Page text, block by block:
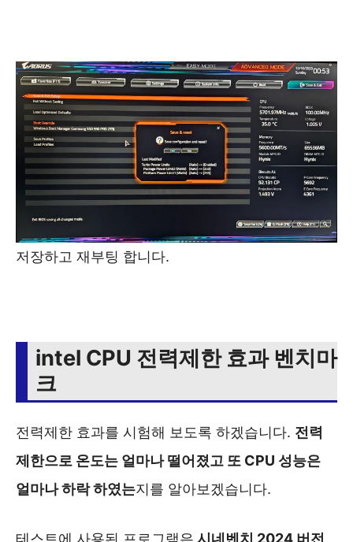
저장하고 재부팅 합니다.
intel CPU 전력제한 효과 벤치마
크
전력제한 효과를 시험해 보도록 하겠습니다. 전력
제한으로 온도는 얼마나 떨어졌고 또 CPU 성능은
얼마나 하락 하였는지를 알아보겠습니다.
테스트에 사용된 프로그램은 시네벤치 2024 버전